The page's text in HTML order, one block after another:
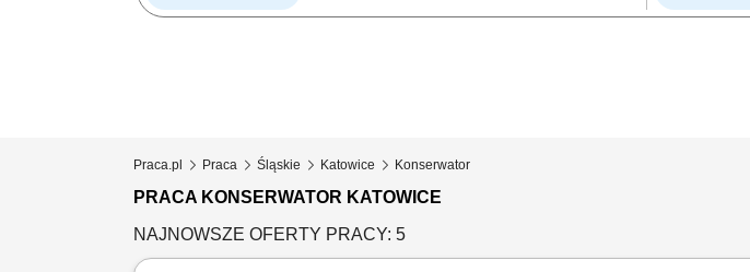
Praca.pl Praca Śląskie Katowice Konserwator
PRACA KONSERWATOR KATOWICE
NAJNOWSZE OFERTY PRACY: 5